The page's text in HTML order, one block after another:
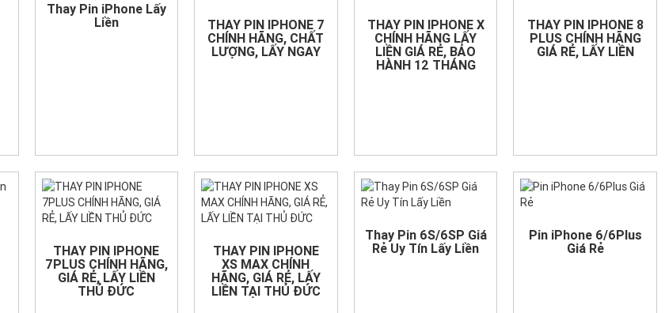
Thay Pin iPhone Lấy
Liền
THAY PIN IPHONE 7
CHÍNH HÃNG, CHẤT
LƯỢNG, LẤY NGAY
THAY PIN IPHONE X
CHÍNH HÃNG LẤY
LIỀN GIÁ RẺ, BẢO
HÀNH 12 THÁNG
THAY PIN IPHONE 8
PLUS CHÍNH HÃNG
GIÁ RẺ, LẤY LIỀN
THAY PIN IPHONE
7PLUS CHÍNH HÃNG,
GIÁ RẺ, LẤY LIỀN
THỦ ĐỨC
THAY PIN IPHONE
XS MAX CHÍNH
HÃNG, GIÁ RẺ, LẤY
LIỀN TẠI THỦ ĐỨC
Thay Pin 6S/6SP Giá
Rẻ Uy Tín Lấy Liền
Pin iPhone 6/6Plus
Giá Rẻ